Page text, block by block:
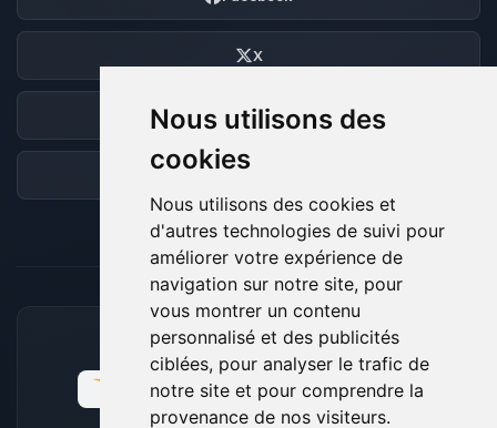
Nous utilisons des
cookies
Nous utilisons des cookies et
d'autres technologies de suivi pour
améliorer votre expérience de
navigation sur notre site, pour
vous montrer un contenu
personnalisé et des publicités
ciblées, pour analyser le trafic de
notre site et pour comprendre la
provenance de nos visiteurs.
X
Discord
Forum
MOYENS DE PAIEMENT ACCEPTÉS